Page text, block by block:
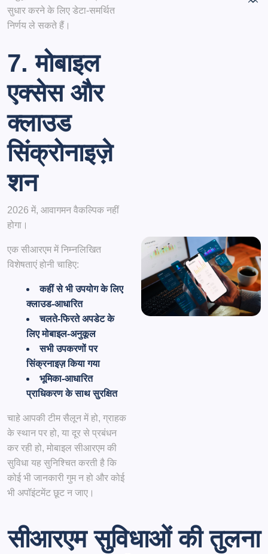
सुधार करने के लिए डेटा-समर्थित
निर्णय ले सकते हैं।
7. मोबाइल
एक्सेस और
क्लाउड
सिंक्रोनाइज़े
शन
2026 में, आवागमन वैकल्पिक नहीं
होगा।
एक सीआरएम में निम्नलिखित
विशेषताएं होनी चाहिए:
कहीं से भी उपयोग के लिए
क्लाउड-आधारित
चलते-फिरते अपडेट के
लिए मोबाइल-अनुकूल
सभी उपकरणों पर
सिंक्रनाइज़ किया गया
भूमिका-आधारित
प्राधिकरण के साथ सुरक्षित
चाहे आपकी टीम सैलून में हो, ग्राहक
के स्थान पर हो, या दूर से प्रबंधन
कर रही हो, मोबाइल सीआरएम की
सुविधा यह सुनिश्चित करती है कि
कोई भी जानकारी गुम न हो और कोई
भी अपॉइंटमेंट छूट न जाए।
सीआरएम सुविधाओं की तुलना